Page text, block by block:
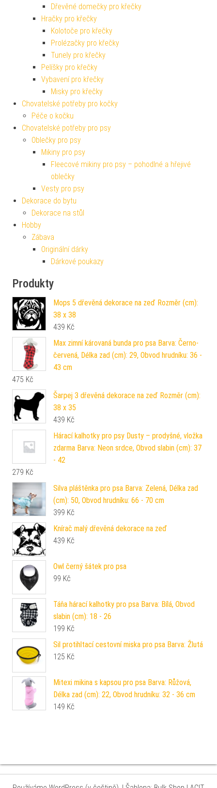
Dřevěné domečky pro křečky
Hračky pro křečky
Kolotoče pro křečky
Prolézačky pro křečky
Tunely pro křečky
Pelíšky pro křečky
Vybavení pro křečky
Misky pro křečky
Chovatelské potřeby pro kočky
Péče o kočku
Chovatelské potřeby pro psy
Oblečky pro psy
Mikiny pro psy
Fleecové mikiny pro psy – pohodlné a hřejivé
oblečky
Vesty pro psy
Dekorace do bytu
Dekorace na stůl
Hobby
Zábava
Originální dárky
Dárkové poukazy
Produkty
Mops 5 dřevěná dekorace na zeď Rozměr (cm):
38 x 38
439 Kč
Max zimní károvaná bunda pro psa Barva: Černo-
červená, Délka zad (cm): 29, Obvod hrudníku: 36 -
43 cm
475 Kč
Šarpej 3 dřevěná dekorace na zeď Rozměr (cm):
38 x 35
439 Kč
Hárací kalhotky pro psy Dusty – prodyšné, vložka
zdarma Barva: Neon srdce, Obvod slabin (cm): 37
- 42
279 Kč
Silva pláštěnka pro psa Barva: Zelená, Délka zad
(cm): 50, Obvod hrudníku: 66 - 70 cm
399 Kč
Knírač malý dřevěná dekorace na zeď
439 Kč
Owl černý šátek pro psa
99 Kč
Táňa hárací kalhotky pro psa Barva: Bílá, Obvod
slabin (cm): 18 - 26
199 Kč
Sil protihltací cestovní miska pro psa Barva: Žlutá
125 Kč
Mitexi mikina s kapsou pro psa Barva: Růžová,
Délka zad (cm): 22, Obvod hrudníku: 32 - 36 cm
149 Kč